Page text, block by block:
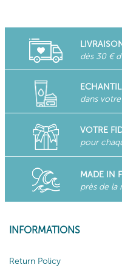
dès 30 €
dans
VOTRE
pour
MADE IN
près de la
INFORMATIONS
Return Policy